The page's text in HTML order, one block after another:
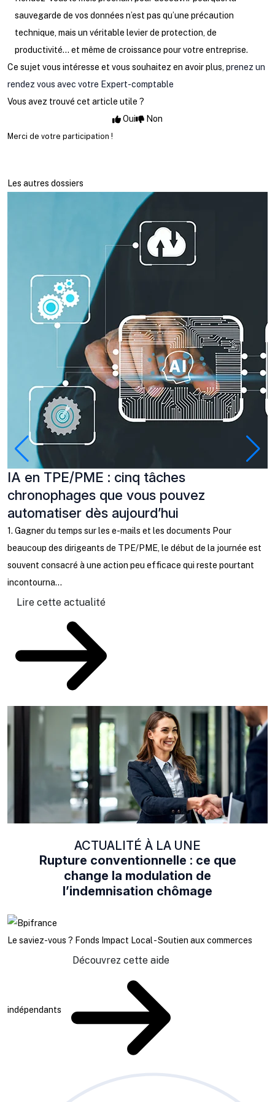
sauvegarde de vos données n’est pas qu’une précaution
technique, mais un véritable levier de protection, de
productivité… et même de croissance pour votre entreprise.
Ce sujet vous intéresse et vous souhaitez en avoir plus, prenez un
rendez vous avec votre Expert-comptable
Vous avez trouvé cet article utile ?
Oui
Non
Merci de votre participation !
Les autres dossiers
IA en TPE/PME : cinq tâches
chronophages que vous pouvez
automatiser dès aujourd’hui
1. Gagner du temps sur les e-mails et les documents Pour
beaucoup des dirigeants de TPE/PME, le début de la journée est
souvent consacré à une action peu efficace qui reste pourtant
incontourna...
Lire cette actualité
ACTUALITÉ À LA UNE
Rupture conventionnelle : ce que
change la modulation de
l’indemnisation chômage
Le saviez-vous ? Fonds Impact Local - Soutien aux commerces
indépendants
Découvrez cette aide